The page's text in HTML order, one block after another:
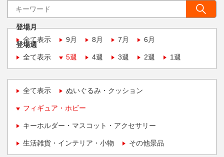
登場月
全て表示
9月 8月 7月 6月
登場週
全て表示
5週 4週 3週 2週 1週
全て表示 ぬいぐるみ・クッション
フィギュア・ホビー
キーホルダー・マスコット・アクセサリー
生活雑貨・インテリア・小物 その他景品